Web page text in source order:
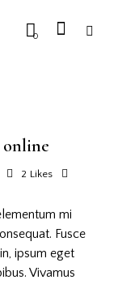
0
2 Likes
mi
Fusce
ipsum eget
Vivamus